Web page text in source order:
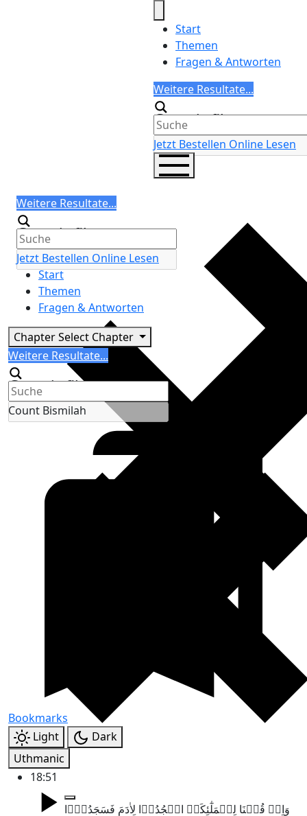
Start
Themen
Fragen & Antworten
Search
Weitere Resultate...
Generic filters
Jetzt Bestellen Online Lesen
Search
Weitere Resultate...
Generic filters
Jetzt Bestellen Online Lesen
Start
Themen
Fragen & Antworten
ChapterSelect Chapter
Search
Weitere Resultate...
Generic filters
Count Bismilah
Bookmarks
Light
Dark
Uthmanic
18:51
وَاِذۡ قُلۡنَا لِلۡمَلٰٓئِکَۃِ اسۡجُدُوۡا لِاٰدَمَ فَسَجَدُوۡۤا